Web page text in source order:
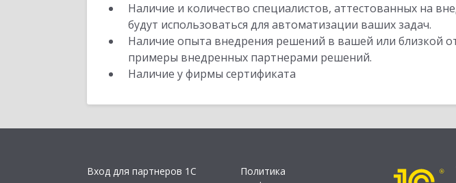
Наличие и количество специалистов, аттестованных на
будут использоваться для автоматизации ваших задач.
Наличие опыта внедрения решений в вашей или близкой
примеры внедренных партнерами решений.
Наличие у фирмы сертификата
Вход для партнеров 1С
Политика